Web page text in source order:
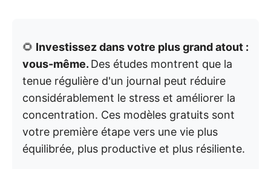
🌻 Investissez dans votre plus grand atout :
vous-même. Des études montrent que la
tenue régulière d'un journal peut réduire
considérablement le stress et améliorer la
concentration. Ces modèles gratuits sont
votre première étape vers une vie plus
équilibrée, plus productive et plus résiliente.